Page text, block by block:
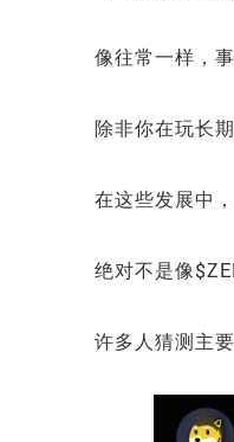
像往常一样，
除非你在玩长
在这些发展中
绝对不是像
许多人猜测主